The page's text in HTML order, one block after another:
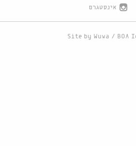
אינסטגרם
Site by Wuwa / BOA